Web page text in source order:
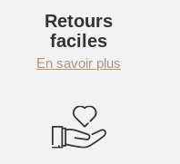
Retours
faciles
En savoir plus